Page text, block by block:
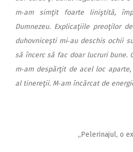
m‑am simţit foarte liniştită,
Dumnezeu. Explicaţiile preoţilor
duhovniceşti mi‑au deschis ochii
să încerc să fac doar lucruri bune.
m‑am despărţit de acel loc
al tinereţii. M‑am încărcat de
„Pelerinajul, o